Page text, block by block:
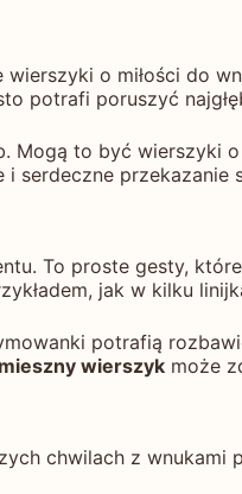
o miłości do
potrafi poruszyć
to być wierszyki
serdeczne przekazanie
To proste gesty,
jak w kilku
potrafią
wierszyk może
chwilach z